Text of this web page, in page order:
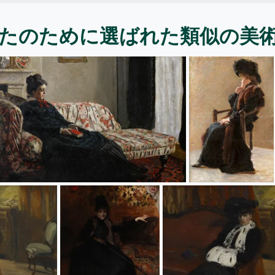
のために選ばれた類似の美